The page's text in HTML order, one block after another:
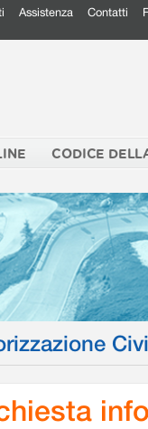
Assistenza Contatti
CODICE